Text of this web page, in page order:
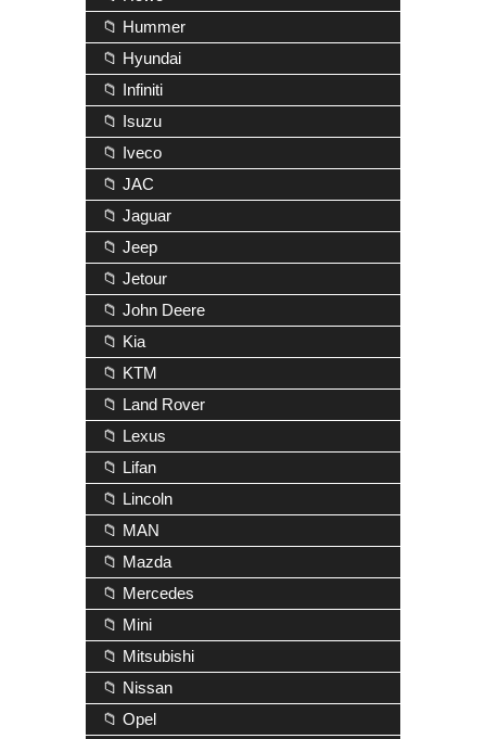
📁 Hummer
📁 Hyundai
📁 Infiniti
📁 Isuzu
📁 Iveco
📁 JAC
📁 Jaguar
📁 Jeep
📁 Jetour
📁 John Deere
📁 Kia
📁 KTM
📁 Land Rover
📁 Lexus
📁 Lifan
📁 Lincoln
📁 MAN
📁 Mazda
📁 Mercedes
📁 Mini
📁 Mitsubishi
📁 Nissan
📁 Opel